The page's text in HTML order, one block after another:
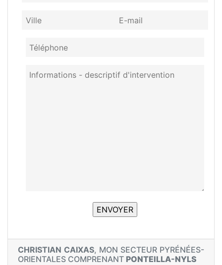
CHRISTIAN CAIXAS, MON SECTEUR PYRÉNÉES-
ORIENTALES COMPRENANT PONTEILLA-NYLS